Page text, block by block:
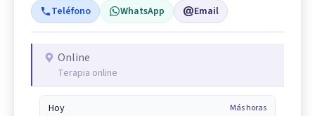
Teléfono WhatsApp Email
Online
Terapia online
Hoy Más horas